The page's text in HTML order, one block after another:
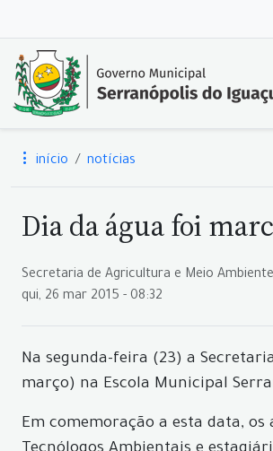
início notícias
Dia da água foi
Secretaria de Agricultura e Meio Ambiente
qui, 26 mar 2015 - 08:32
Na segunda-feira (23) a
março) na Escola Municipal
Em comemoração a esta data,